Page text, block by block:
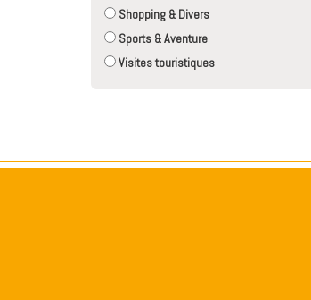
Shopping & Divers
Sports & Aventure
Visites touristiques